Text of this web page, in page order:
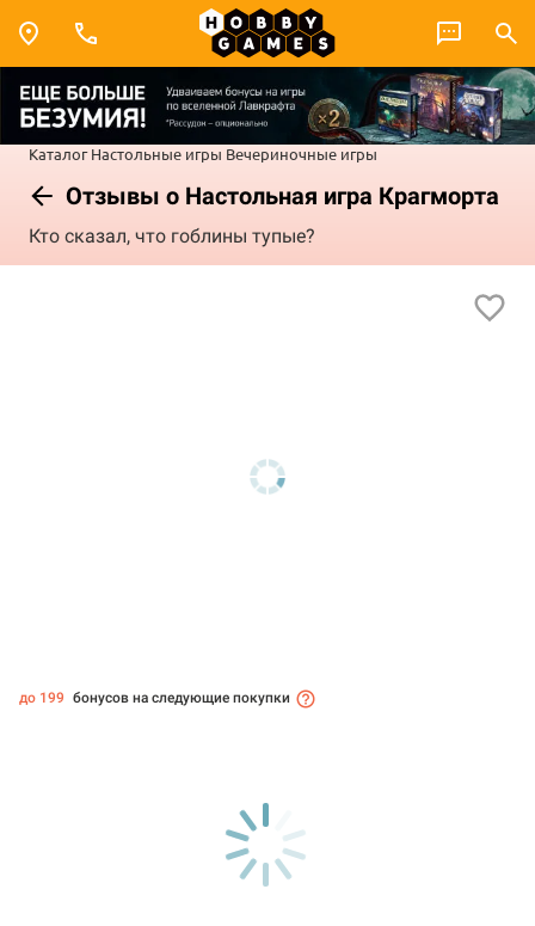
Каталог Настольные игры Вечериночные игры
Отзывы о Настольная игра Крагморта
Кто сказал, что гоблины тупые?
до 199 бонусов на следующие покупки